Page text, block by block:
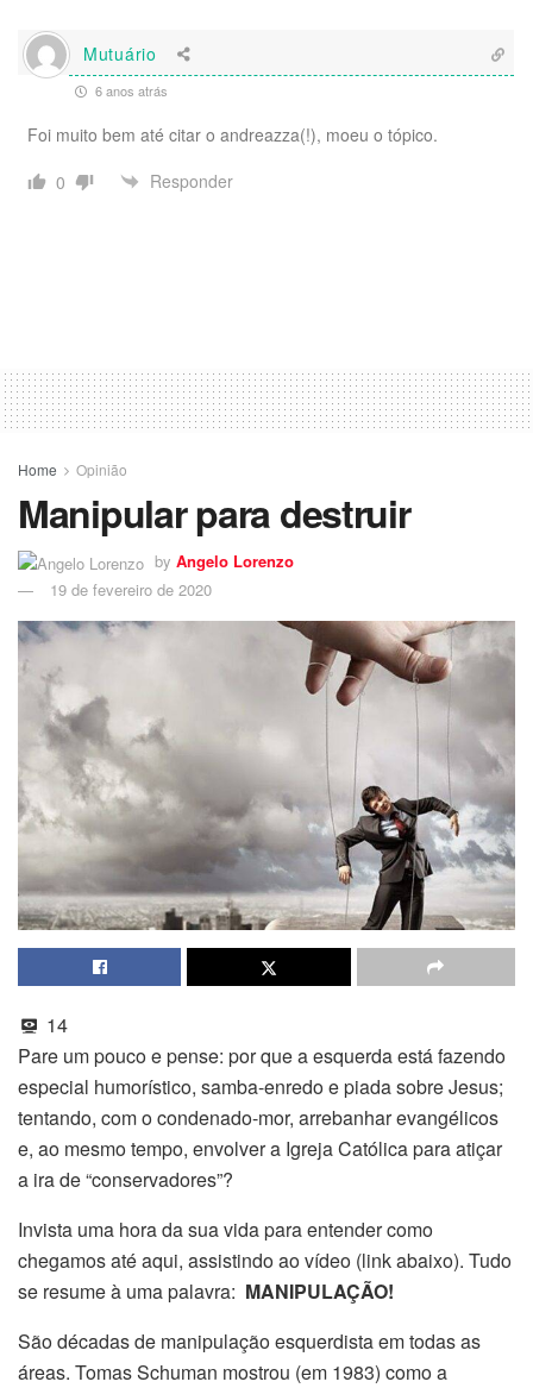
Mutuário
6 anos atrás
Foi muito bem até citar o andreazza(!), moeu o tópico.
0
Responder
Home Opinião
Manipular para destruir
by Angelo Lorenzo
19 de fevereiro de 2020
14
Pare um pouco e pense: por que a esquerda está fazendo
especial humorístico, samba-enredo e piada sobre Jesus;
tentando, com o condenado-mor, arrebanhar evangélicos
e, ao mesmo tempo, envolver a Igreja Católica para atiçar
a ira de “conservadores”?
Invista uma hora da sua vida para entender como
chegamos até aqui, assistindo ao vídeo (link abaixo). Tudo
se resume à uma palavra: MANIPULAÇÃO!
São décadas de manipulação esquerdista em todas as
áreas. Tomas Schuman mostrou (em 1983) como a